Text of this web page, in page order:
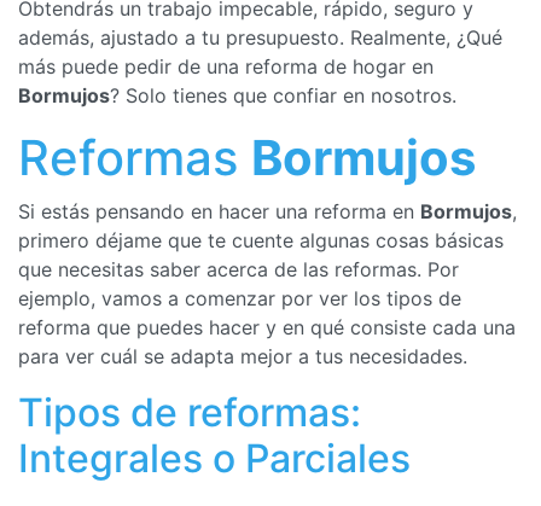
Obtendrás un trabajo impecable, rápido, seguro y
además, ajustado a tu presupuesto. Realmente, ¿Qué
más puede pedir de una reforma de hogar en
Bormujos? Solo tienes que confiar en nosotros.
Reformas Bormujos
Si estás pensando en hacer una reforma en Bormujos,
primero déjame que te cuente algunas cosas básicas
que necesitas saber acerca de las reformas. Por
ejemplo, vamos a comenzar por ver los tipos de
reforma que puedes hacer y en qué consiste cada una
para ver cuál se adapta mejor a tus necesidades.
Tipos de reformas:
Integrales o Parciales